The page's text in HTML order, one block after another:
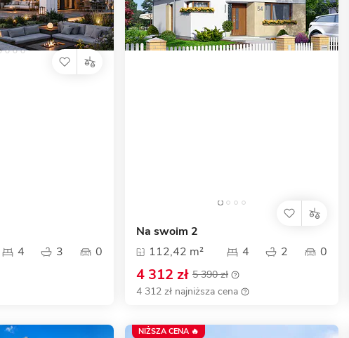
4 3 0
Na swoim 2
112,42 m²
4 2 0
4 312 zł 5 390 zł
4 312 zł najniższa cena
NIŻSZA CENA 🔥